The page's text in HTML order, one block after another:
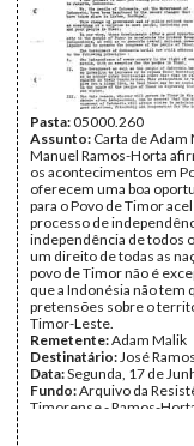
Pasta:05000.260
Assunto: Carta de Adam
Manuel Ramos-Horta
os acontecimentos em
oferecem uma boa
para o Povo de Timor
processo de
independência de todos
um direito de todas as
povo de Timor não é
que a Indonésia não tem
pretensões sobre o
Timor-Leste.
Remetente:Adam Malik
Destinatário:José
Data:Segunda, 17 de
Fundo:Arquivo da
Timorense - Ramos-